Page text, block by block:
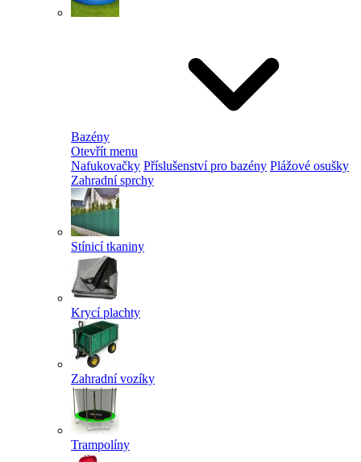
Bazény
Otevřít menu
Nafukovačky Příslušenství pro bazény Plážové osušky
Zahradní sprchy
Stínicí tkaniny
Krycí plachty
Zahradní vozíky
Trampolíny